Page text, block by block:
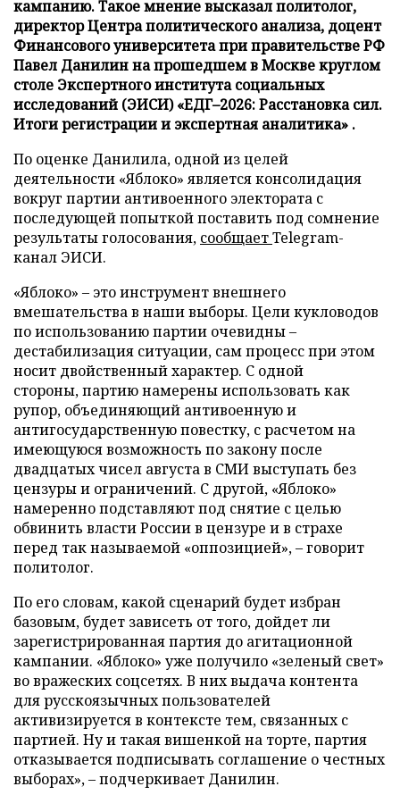
кампанию. Такое мнение высказал политолог,
директор Центра политического анализа, доцент
Финансового университета при правительстве РФ
Павел Данилин на прошедшем в Москве круглом
столе Экспертного института социальных
исследований (ЭИСИ) «ЕДГ–2026: Расстановка сил.
Итоги регистрации и экспертная аналитика» .
По оценке Данилила, одной из целей
деятельности «Яблоко» является консолидация
вокруг партии антивоенного электората с
последующей попыткой поставить под сомнение
результаты голосования, сообщаетTelegram-
канал ЭИСИ.
«Яблоко» – это инструмент внешнего
вмешательства в наши выборы. Цели кукловодов
по использованию партии очевидны –
дестабилизация ситуации, сам процесс при этом
носит двойственный характер. С одной
стороны, партию намерены использовать как
рупор, объединяющий антивоенную и
антигосударственную повестку, с расчетом на
имеющуюся возможность по закону после
двадцатых чисел августа в СМИ выступать без
цензуры и ограничений. С другой, «Яблоко»
намеренно подставляют под снятие с целью
обвинить власти России в цензуре и в страхе
перед так называемой «оппозицией», – говорит
политолог.
По его словам, какой сценарий будет избран
базовым, будет зависеть от того, дойдет ли
зарегистрированная партия до агитационной
кампании. «Яблоко» уже получило «зеленый свет»
во вражеских соцсетях. В них выдача контента
для русскоязычных пользователей
активизируется в контексте тем, связанных с
партией. Ну и такая вишенкой на торте, партия
отказывается подписывать соглашение о честных
выборах», – подчеркивает Данилин.